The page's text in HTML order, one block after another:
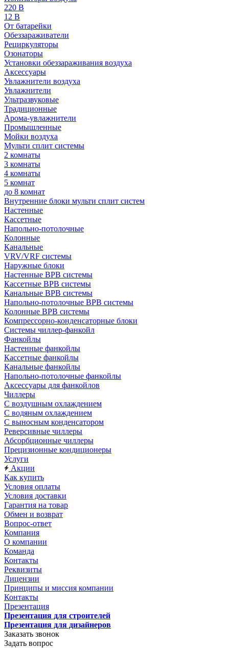
220 В
12 В
От батарейки
Обеззараживатели
Рециркуляторы
Озонаторы
Установки обеззараживания воздуха
Аксессуары
Увлажнители воздуха
Увлажнители
Ультразвуковые
Традиционные
Арома-увлажнители
Промышленные
Мойки воздуха
Мульти сплит системы
2 комнаты
3 комнаты
4 комнаты
5 комнат
до 8 комнат
Внутренние блоки мульти сплит систем
Настенные
Кассетные
Напольно-потолочные
Колонные
Канальные
VRV/VRF системы
Наружные блоки
Настенные ВРВ системы
Кассетные ВРВ системы
Канальные ВРВ системы
Напольно-потолочные ВРВ системы
Колонные ВРВ системы
Компрессорно-конденсаторные блоки
Системы чиллер-фанкойл
Фанкойлы
Настенные фанкойлы
Кассетные фанкойлы
Канальные фанкойлы
Напольно-потолочные фанкойлы
Аксессуары для фанкойлов
Чиллеры
С воздушным охлаждением
С водяным охлаждением
С выносным конденсатором
Реверсивные чиллеры
Абсорбционные чиллеры
Прецизионные кондиционеры
Услуги
Акции
Как купить
Условия оплаты
Условия доставки
Гарантия на товар
Обмен и возврат
Вопрос-ответ
Компания
О компании
Команда
Контакты
Реквизиты
Лицензии
Принципы и миссия компании
Контакты
Презентация
Презентация для строителей
Презентация для дизайнеров
Заказать звонок
Задать вопрос